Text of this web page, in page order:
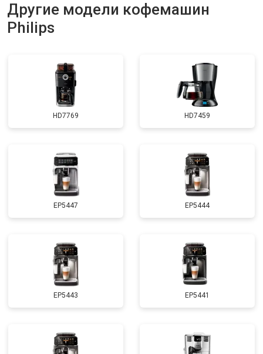
Другие модели кофемашин
Philips
HD7769 HD7459
EP5447 EP5444
EP5443 EP5441